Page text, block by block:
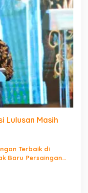
Lulusan Masih
Terbaik di
Baru Persaingan